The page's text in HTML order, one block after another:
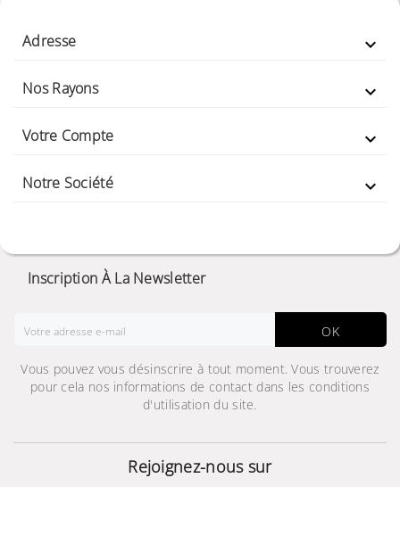
Climatiseur Samsung
18000 BTU Chaud Froid
Adresse 
Nos Rayons 
Votre Compte 
Notre Société 
Inscription À La Newsletter
OK
Vous pouvez vous désinscrire à tout moment. Vous trouverez
pour cela nos informations de contact dans les conditions
d'utilisation du site.
Rejoignez-nous sur